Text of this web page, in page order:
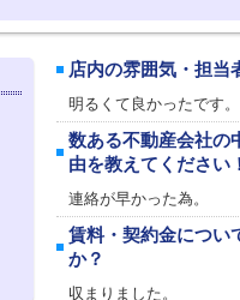
店内の雰囲気・担当
明るくて良かったです。
数ある不動産会社の
由を教えてください！
連絡が早かった為。
賃料・契約金につい
か？
収まりました。